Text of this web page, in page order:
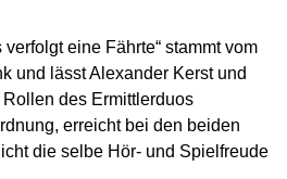
eine Fährte“ stammt vom
und lässt Alexander Kerst und
des Ermittlerduos
erreicht bei den beiden
die selbe Hör- und Spielfreude